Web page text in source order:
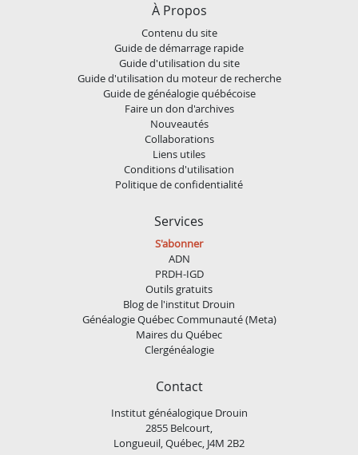
À Propos
Contenu du site
Guide de démarrage rapide
Guide d'utilisation du site
Guide d'utilisation du moteur de recherche
Guide de généalogie québécoise
Faire un don d'archives
Nouveautés
Collaborations
Liens utiles
Conditions d'utilisation
Politique de confidentialité
Services
S'abonner
ADN
PRDH-IGD
Outils gratuits
Blog de l'institut Drouin
Généalogie Québec Communauté (Meta)
Maires du Québec
Clergénéalogie
Contact
Institut généalogique Drouin
2855 Belcourt,
Longueuil, Québec, J4M 2B2